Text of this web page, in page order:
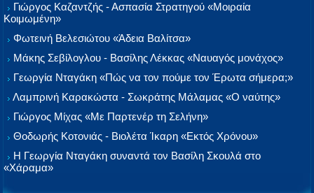
Γιώργος Καζαντζής - Ασπασία Στρατηγού «Μοιραία
Κοιμωμένη»
Φωτεινή Βελεσιώτου «Άδεια Βαλίτσα»
Μάκης Σεβίλογλου - Βασίλης Λέκκας «Ναυαγός μονάχος»
Γεωργία Νταγάκη «Πώς να τον πούμε τον Έρωτα σήμερα;»
Λαμπρινή Καρακώστα - Σωκράτης Μάλαμας «Ο ναύτης»
Γιώργος Μίχας «Με Παρτενέρ τη Σελήνη»
Θοδωρής Κοτονιάς - Βιολέτα Ίκαρη «Εκτός Χρόνου»
Η Γεωργία Νταγάκη συναντά τον Βασίλη Σκουλά στο
«Χάραμα»